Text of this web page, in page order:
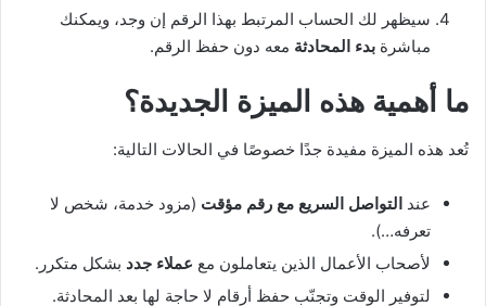
سيظهر لك الحساب المرتبط بهذا الرقم إن وجد، ويمكنك
مباشرة بدء المحادثة معه دون حفظ الرقم.
ما أهمية هذه الميزة الجديدة؟
تُعد هذه الميزة مفيدة جدًا خصوصًا في الحالات التالية:
عند التواصل السريع مع رقم مؤقت (مزود خدمة، شخص لا
تعرفه…).
لأصحاب الأعمال الذين يتعاملون مع عملاء جدد بشكل متكرر.
لتوفير الوقت وتجنّب حفظ أرقام لا حاجة لها بعد المحادثة.